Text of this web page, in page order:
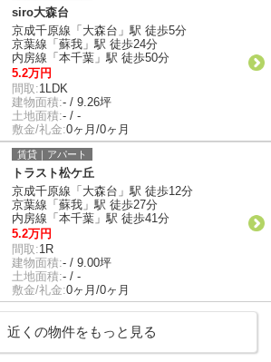
siro大森台
京成千原線「大森台」駅 徒歩5分
京葉線「蘇我」駅 徒歩24分
内房線「本千葉」駅 徒歩50分
5.2万円
間取:1LDK
建物面積:- / 9.26坪
土地面積:- / -
敷金/礼金:0ヶ月/0ヶ月
賃貸｜アパート
トラスト松ケ丘
京成千原線「大森台」駅 徒歩12分
京葉線「蘇我」駅 徒歩27分
内房線「本千葉」駅 徒歩41分
5.2万円
間取:1R
建物面積:- / 9.00坪
土地面積:- / -
敷金/礼金:0ヶ月/0ヶ月
近くの物件をもっと見る